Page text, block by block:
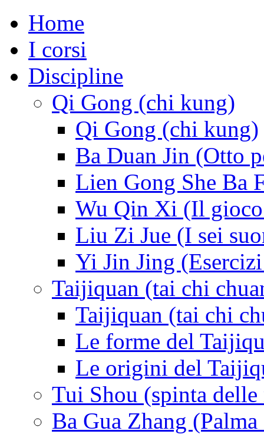
Home
I corsi
Discipline
Qi Gong (chi kung)
Qi Gong (chi kung)
Ba Duan Jin (Otto
Lien Gong She Ba
Wu Qin Xi (Il
Liu Zi Jue (I sei
Yi Jin Jing
Taijiquan (tai chi
Taijiquan (tai chi
Le forme del
Le origini del
Tui Shou (spinta delle
Ba Gua Zhang